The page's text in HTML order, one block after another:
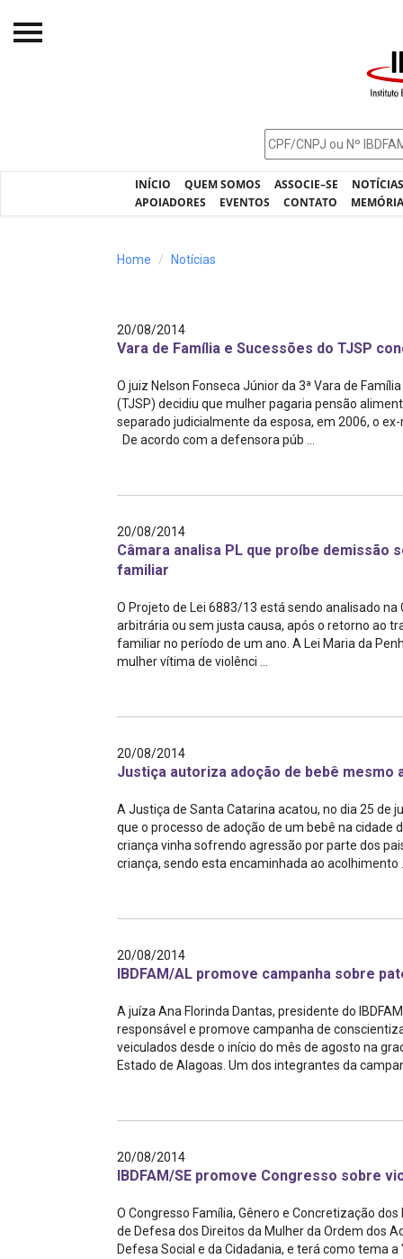
INÍCIO QUEM SOMOS ASSOCIE–SE
APOIADORES
EVENTOS CONTATO
Projetos do IBDFAM
Encontre um Escritório
IBDFAM Educacional
Home Notícias
20/08/2014
Vara de Família e Sucessões do TJSP
O juiz Nelson Fonseca Júnior da 3ª Vara de
(TJSP) decidiu que mulher pagaria pensão
separado judicialmente da esposa, em 2006, o
De acordo com a defensora púb ...
20/08/2014
Câmara analisa PL que proíbe demissão
familiar
O Projeto de Lei 6883/13 está sendo analisado
arbitrária ou sem justa causa, após o retorno ao
familiar no período de um ano. A Lei Maria da
mulher vítima de violênci ...
20/08/2014
Justiça autoriza adoção de bebê mesmo
A Justiça de Santa Catarina acatou, no dia 25 de
que o processo de adoção de um bebê na cidade
criança vinha sofrendo agressão por parte dos
criança, sendo esta encaminhada ao acolhimento
20/08/2014
IBDFAM/AL promove campanha sobre
A juíza Ana Florinda Dantas, presidente do
responsável e promove campanha de
veiculados desde o início do mês de agosto na
Estado de Alagoas. Um dos integrantes da
20/08/2014
IBDFAM/SE promove Congresso sobre
O Congresso Família, Gênero e Concretização
de Defesa dos Direitos da Mulher da Ordem dos
Defesa Social e da Cidadania, e terá como tema